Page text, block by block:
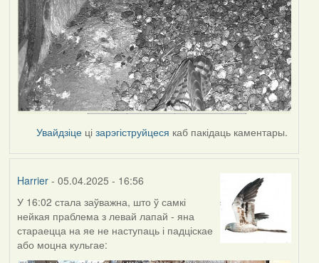
Увайдзіце цізарэгіструйцеся каб пакідаць каментары.
Harrier- 05.04.2025 - 16:56
У 16:02 стала заўважна, што ў самкі
нейкая праблема з левай лапай - яна
стараецца на яе не наступаць і падціскае
або моцна кульгае: